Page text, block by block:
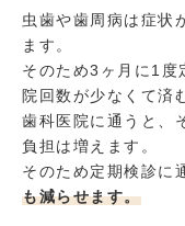
虫歯や歯周病は症状
ます。
そのため3ヶ月に1度
院回数が少なくて済
歯科医院に通うと、
負担は増えます。
そのため定期検診に
も減らせます。